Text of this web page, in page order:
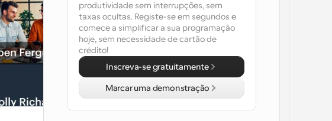
produtividade sem interrupções, sem
taxas ocultas. Registe-se em segundos e
comece a simplificar a sua programação
hoje, sem necessidade de cartão de
crédito!
Inscreva-se gratuitamente
Marcar uma demonstração